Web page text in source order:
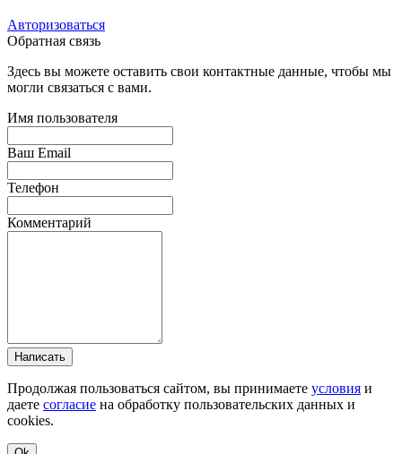
Авторизоваться
Обратная связь
Здесь вы можете оставить свои контактные данные, чтобы мы
могли связаться с вами.
Имя пользователя
Ваш Email
Телефон
Комментарий
Написать
Продолжая пользоваться сайтом, вы принимаете условия и
даете согласие на обработку пользовательских данных и
cookies.